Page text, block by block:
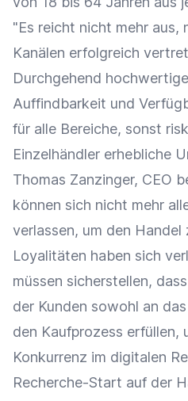
"Es reicht nicht mehr aus,
Kanälen erfolgreich
Durchgehend
Auffindbarkeit und
für alle Bereiche, sonst
Einzelhändler erhebliche
Thomas Zanzinger, CEO
können sich nicht mehr
verlassen, um den Handel
Loyalitäten haben sich
müssen sicherstellen,
der Kunden sowohl an
den Kaufprozess erfüllen,
Konkurrenz im digitalen
Recherche-Start auf der